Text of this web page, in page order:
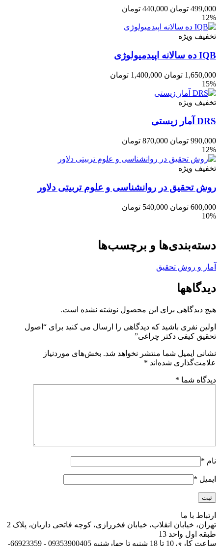
499,000 تومان 440,000 تومان
12%
تخفیف ویژه
IQB ده سالانه اپیدمیولوژی
1,650,000 تومان 1,400,000 تومان
15%
تخفیف ویژه
DRS آمار زیستی
990,000 تومان 870,000 تومان
12%
تخفیف ویژه
روش تحقیق در روانشناسی و علوم تربیتی دلاور
600,000 تومان 540,000 تومان
10%
دسته‌بندی‌ها و برچسب‌ها
آمار و روش تحقیق
دیدگاهها
هیچ دیدگاهی برای این محصول نوشته نشده است.
اولین نفری باشید که دیدگاهی را ارسال می کنید برای “اصول
تحقیق کیفی دکتر چراغی”
نشانی ایمیل شما منتشر نخواهد شد. بخش‌های موردنیاز
علامت‌گذاری شده‌اند *
دیدگاه شما *
نام *
ایمیل *
ارتباط با ما
تهران، خیابان انقلاب، خیابان فخررازی، کوچه فاتحی داریان، پلاک 2
طبقه اول واحد 13
ساعت کاری 10 تا 18 شنبه تا چهارشنبه 09353900405 - 66923359-